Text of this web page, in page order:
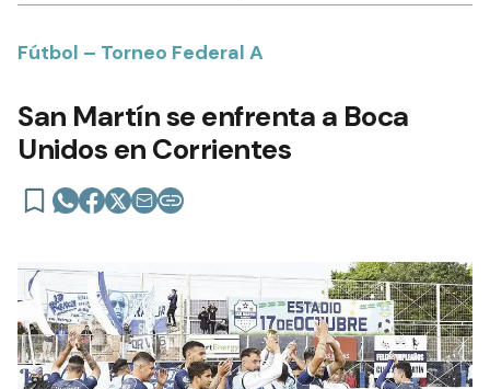
Fútbol – Torneo Federal A
San Martín se enfrenta a Boca
Unidos en Corrientes